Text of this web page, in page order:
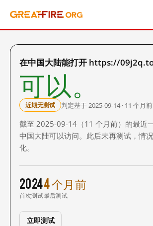
在中国大陆能打开 https://
可以。
近期无测试 判定基于 2025-09-14 · 11 个月前
截至 2025-09-14（11 个月前）的最近
中国大陆可以访问。此后未再测试，情
化。
2024
首次测试
4 个月前
最后测试
立即测试